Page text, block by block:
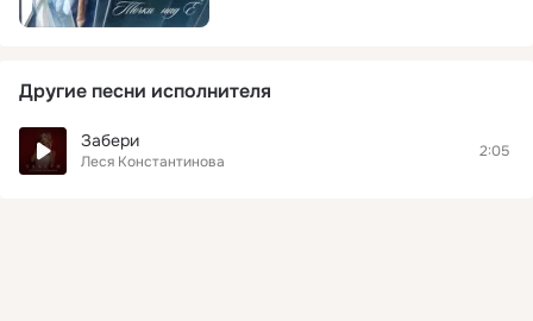
Другие песни исполнителя
Забери
Леся Константинова
2:05